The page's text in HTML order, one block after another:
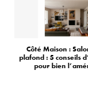
Côté Maison :
plafond : 5 conseils
pour bien